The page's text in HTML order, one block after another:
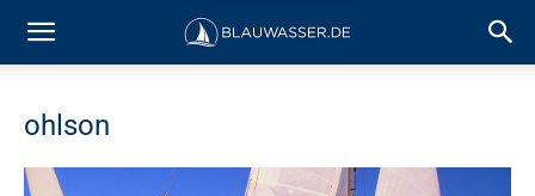
ohlson